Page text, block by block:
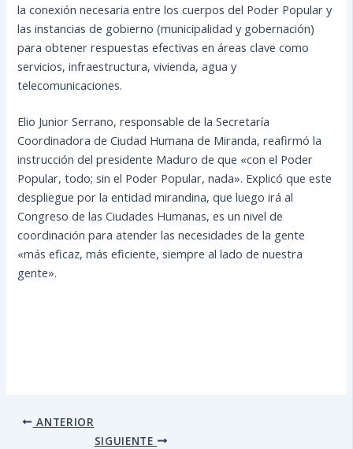
la conexión necesaria entre los cuerpos del Poder Popular y
las instancias de gobierno (municipalidad y gobernación)
para obtener respuestas efectivas en áreas clave como
servicios, infraestructura, vivienda, agua y
telecomunicaciones.
Elio Junior Serrano, responsable de la Secretaría
Coordinadora de Ciudad Humana de Miranda, reafirmó la
instrucción del presidente Maduro de que «con el Poder
Popular, todo; sin el Poder Popular, nada». Explicó que este
despliegue por la entidad mirandina, que luego irá al
Congreso de las Ciudades Humanas, es un nivel de
coordinación para atender las necesidades de la gente
«más eficaz, más eficiente, siempre al lado de nuestra
gente».
ANTERIOR
SIGUIENTE